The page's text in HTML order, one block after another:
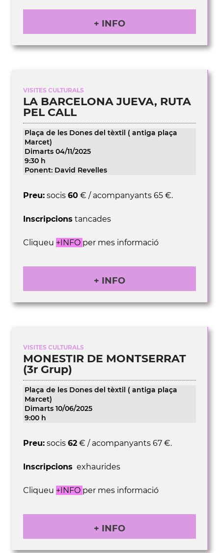
+ INFO
VISITES CULTURALS
LA BARCELONA JUEVA, RUTA
PEL CALL
Plaça de les Dones del tèxtil ( antiga plaça
Marcet)
Dimarts 04/11/2025
9:30 h
Ponent: David Revelles
Preu:socis 60€ / acompanyants 65 €.
Inscripcions tancades
Cliqueu +INFO per mes informació
+ INFO
VISITES CULTURALS
MONESTIR DE MONTSERRAT
(3r Grup)
Plaça de les Dones del tèxtil ( antiga plaça
Marcet)
Dimarts 10/06/2025
9:00 h
Preu:socis 62€ / acompanyants 67 €.
Inscripcions exhaurides
Cliqueu +INFO per mes informació
+ INFO